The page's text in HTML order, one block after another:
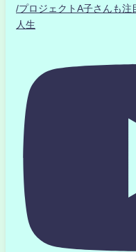
/プロジェクトA子さんも
人生